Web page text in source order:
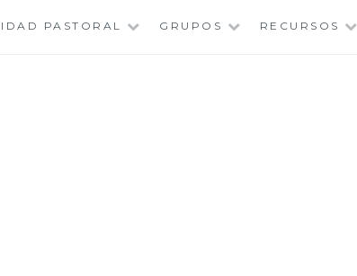
PASTORAL GRUPOS RECURSOS